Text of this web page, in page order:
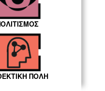
ΠΟΛΗ